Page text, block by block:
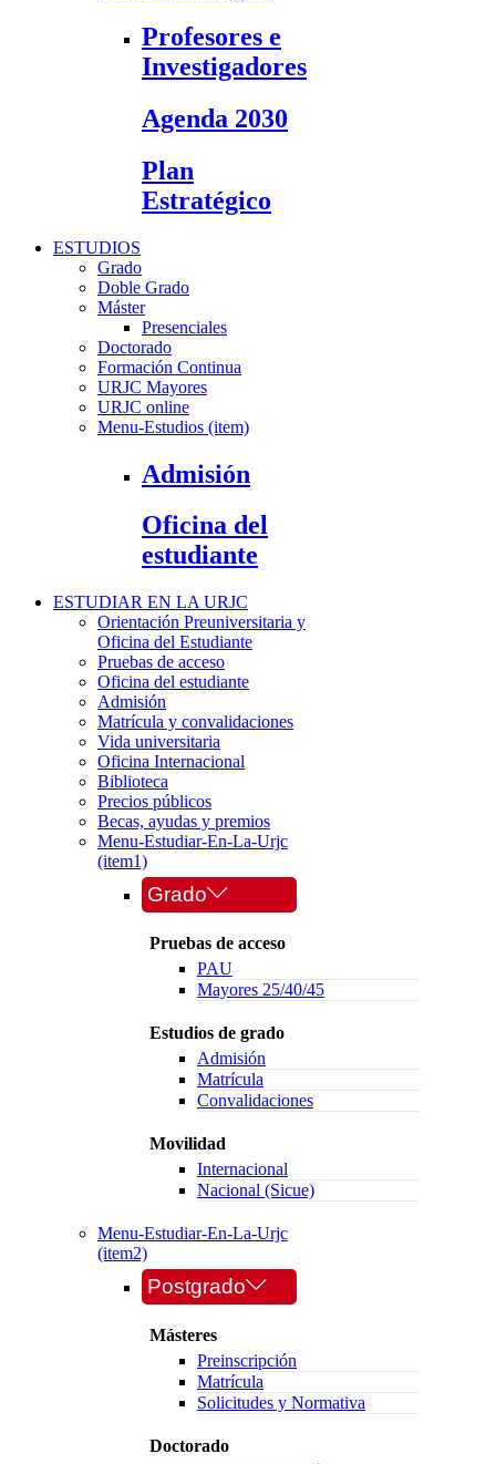
Profesores e
Investigadores
Agenda 2030
Plan
Estratégico
ESTUDIOS
Grado
Doble Grado
Máster
Presenciales
Doctorado
Formación Continua
URJC Mayores
URJC online
Menu-Estudios (item)
Admisión
Oficina del
estudiante
ESTUDIAR EN LA URJC
Orientación Preuniversitaria y
Oficina del Estudiante
Pruebas de acceso
Oficina del estudiante
Admisión
Matrícula y convalidaciones
Vida universitaria
Oficina Internacional
Biblioteca
Precios públicos
Becas, ayudas y premios
Menu-Estudiar-En-La-Urjc
(item1)
Grado
Pruebas de acceso
PAU
Mayores 25/40/45
Estudios de grado
Admisión
Matrícula
Convalidaciones
Movilidad
Internacional
Nacional (Sicue)
Menu-Estudiar-En-La-Urjc
(item2)
Postgrado
Másteres
Preinscripción
Matrícula
Solicitudes y Normativa
Doctorado